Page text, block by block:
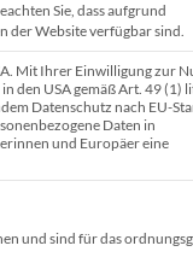
in großen
integrierten
bis zum DIN
(simplex) oder
gedruckt. Die
bzw.
Hackern.
Sie, dass aufgrund
der Website verfügbar sind.
Mit Ihrer Einwilligung zur
den USA gemäß Art. 49 (1)
Datenschutz nach EU-
Daten in
und Europäer eine
für die
und sind für das